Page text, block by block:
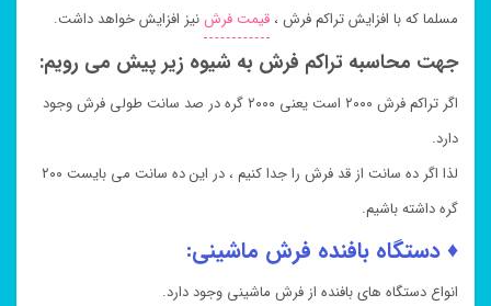
مسلما که با افزایش تراکم فرش ، قیمت فرشنیز افزایش خواهد داشت.
جهت محاسبه تراکم فرش به شیوه زیر پیش می رویم:
اگر تراکم فرش ۲۰۰۰ است یعنی ۲۰۰۰ گره در صد سانت طولی فرش وجود
دارد.
لذا اگر ده سانت از قد فرش را جدا کنیم ، در این ده سانت می بایست ۲۰۰
گره داشته باشیم.
♦ دستگاه بافنده فرش ماشینی:
انواع دستگاه های بافنده از فرش ماشینی وجود دارد.